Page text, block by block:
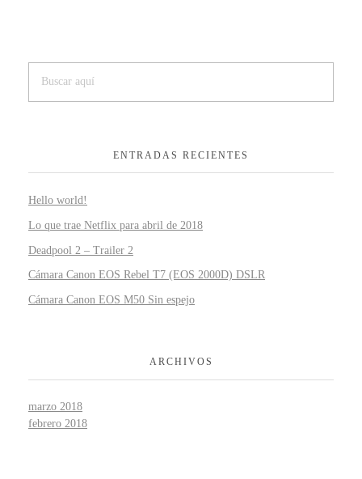
ENTRADAS RECIENTES
Hello world!
Lo que trae Netflix para abril de 2018
Deadpool 2 – Trailer 2
Cámara Canon EOS Rebel T7 (EOS 2000D) DSLR
Cámara Canon EOS M50 Sin espejo
ARCHIVOS
marzo 2018
febrero 2018